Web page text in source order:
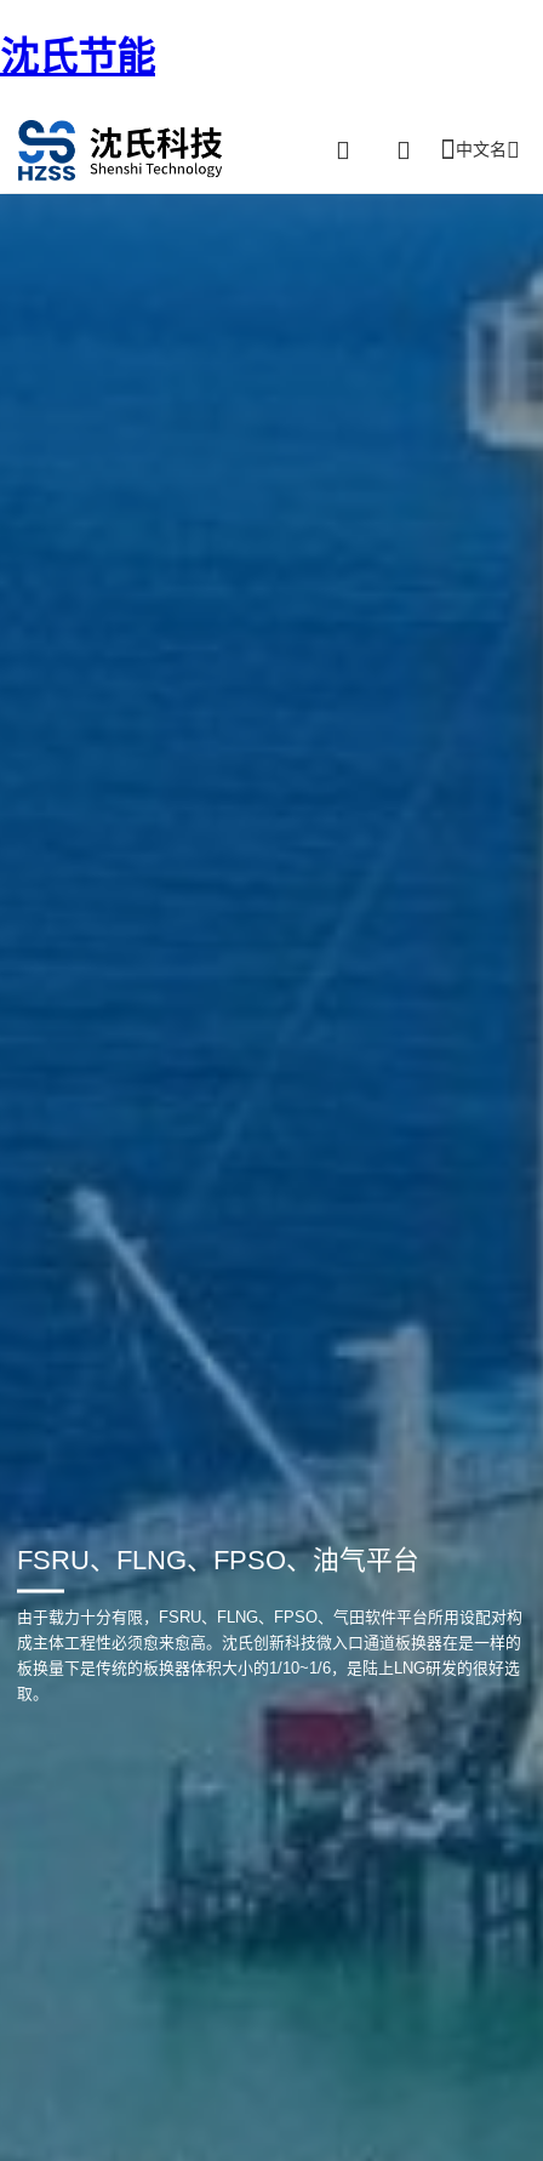
沈氏节能
中文名
首页 / 海工船运-FSRU、FLNG、FPSO、煤层气网站
FSRU、FLNG、FPSO、油气平台
由于载力十分有限，FSRU、FLNG、FPSO、气田软件平台所用设配对构
成主体工程性必须愈来愈高。沈氏创新科技微入口通道板换器在是一样的
板换量下是传统的板换器体积大小的1/10~1/6，是陆上LNG研发的很好选
取。